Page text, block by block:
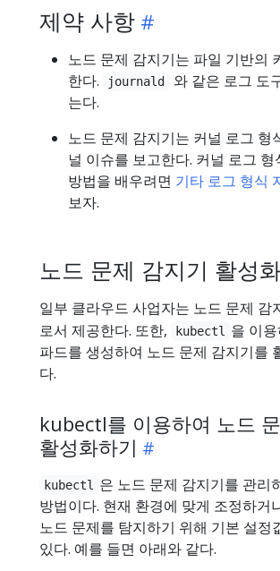
제약 사항
노드 문제 감지기는 파일 기반의
한다.
journald
와 같은 로그 도
는다.
노드 문제 감지기는 커널 로그 형
널 이슈를 보고한다. 커널 로그
방법을 배우려면 기타 로그 형식
보자.
노드 문제 감지기 활성
일부 클라우드 사업자는 노드 문제 감
로서 제공한다. 또한,
kubectl
을 이
파드를 생성하여 노드 문제 감지기를
다.
kubectl를 이용하여 노드
활성화하기
kubectl
은 노드 문제 감지기를 관리
방법이다. 현재 환경에 맞게 조정하거
노드 문제를 탐지하기 위해 기본 설정
있다. 예를 들면 아래와 같다.